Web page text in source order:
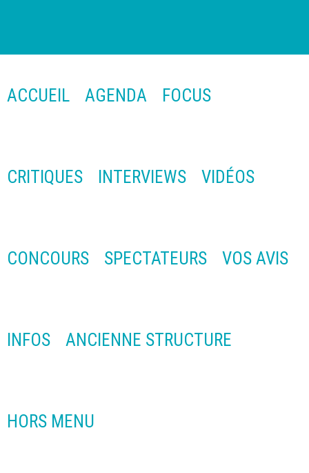
ACCUEIL AGENDA FOCUS
CRITIQUES INTERVIEWS VIDÉOS
CONCOURS SPECTATEURS VOS AVIS
INFOS ANCIENNE STRUCTURE
HORS MENU